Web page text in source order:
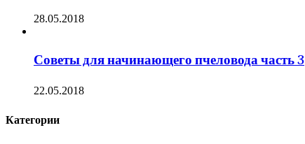
28.05.2018
Советы для начинающего пчеловода часть 3
22.05.2018
Категории